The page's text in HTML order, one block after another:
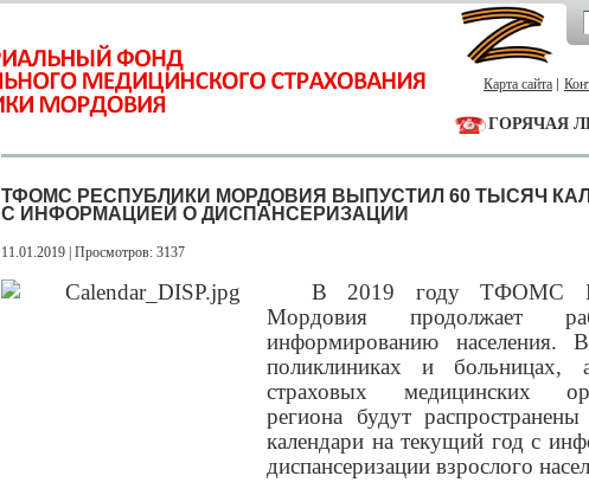
Карта сайта
ГОРЯЧАЯ
ТФОМС РЕСПУБЛИКИ МОРДОВИЯ ВЫПУСТИЛ 60 ТЫСЯЧ
С ИНФОРМАЦИЕЙ О ДИСПАНСЕРИЗАЦИИ
11.01.2019 | Просмотров: 3137
В 2019 году ТФОМС
Мордовия продолжает
информированию населения.
поликлиниках и
страховых медицинских
региона будут
календари на текущий год с
диспансеризации взрослого